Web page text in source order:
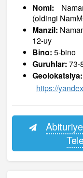
Nomi:
(oldingi
Manzil:
12-uy
Bino: 5-bino
Guruhlar: 73-
Geolokatsiya:
https://